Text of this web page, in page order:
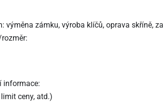
výměna zámku, výroba klíčů, oprava skříně,
informace:
ceny, atd.)